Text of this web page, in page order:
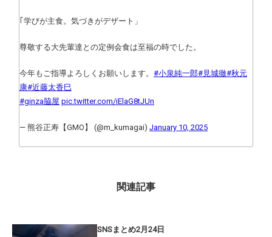
｢学びが主食。気づきがデザート」
尊敬する大先輩達との定例会食は至福の時でした。
今年もご指導よろしくお願いします。 #小泉純一郎#見城徹#秋元
康#近藤太香巳
#ginza脇屋 pic.twitter.com/iElaG8tJUn
— 熊谷正寿【GMO】 (@m_kumagai) January 10, 2025
関連記事
SNSまとめ2月24日